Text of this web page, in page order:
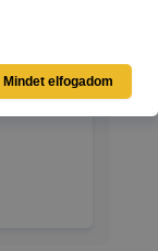
Mindet elfogadom